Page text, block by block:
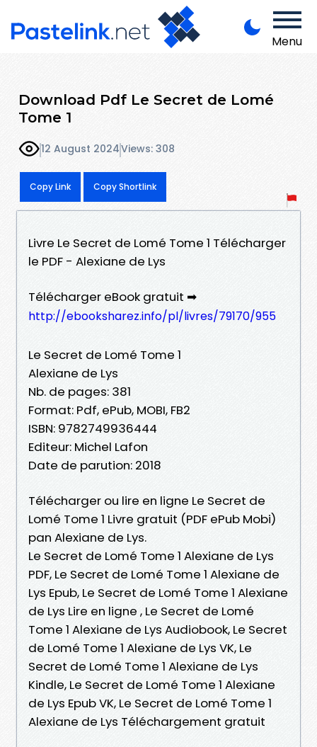
Menu
Download Pdf Le Secret de Lomé
Tome 1
12 August 2024Views: 308
Copy Link Copy Shortlink
Livre Le Secret de Lomé Tome 1 Télécharger
le PDF - Alexiane de Lys
Télécharger eBook gratuit ➡
http://ebooksharez.info/pl/livres/79170/955
Le Secret de Lomé Tome 1
Alexiane de Lys
Nb. de pages: 381
Format: Pdf, ePub, MOBI, FB2
ISBN: 9782749936444
Editeur: Michel Lafon
Date de parution: 2018
Télécharger ou lire en ligne Le Secret de
Lomé Tome 1 Livre gratuit (PDF ePub Mobi)
pan Alexiane de Lys.
Le Secret de Lomé Tome 1 Alexiane de Lys
PDF, Le Secret de Lomé Tome 1 Alexiane de
Lys Epub, Le Secret de Lomé Tome 1 Alexiane
de Lys Lire en ligne , Le Secret de Lomé
Tome 1 Alexiane de Lys Audiobook, Le Secret
de Lomé Tome 1 Alexiane de Lys VK, Le
Secret de Lomé Tome 1 Alexiane de Lys
Kindle, Le Secret de Lomé Tome 1 Alexiane
de Lys Epub VK, Le Secret de Lomé Tome 1
Alexiane de Lys Téléchargement gratuit